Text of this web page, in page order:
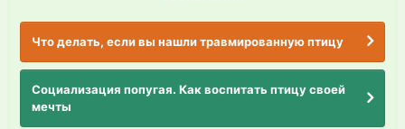
Что делать, если вы нашли травмированную птицу
Социализация попугая. Как воспитать птицу своей
мечты